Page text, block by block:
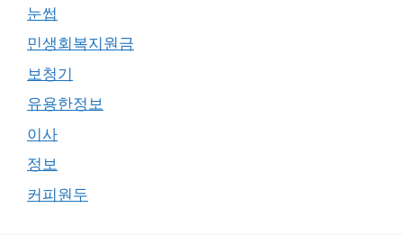
눈썹
민생회복지원금
보청기
유용한정보
이사
정보
커피원두